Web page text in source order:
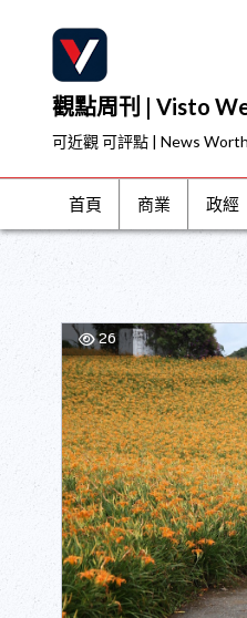
content
觀點周刊 | Visto
可近觀 可評點 | News
首頁 商業 政經
26